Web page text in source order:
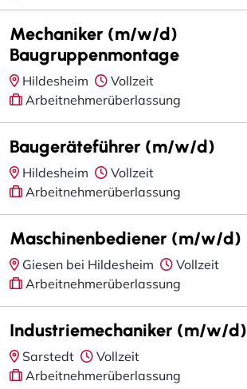
Mechaniker (m/w/d)
Baugruppenmontage
Hildesheim
Vollzeit
Arbeitnehmerüberlassung
Baugeräteführer (m/w/d)
Hildesheim
Vollzeit
Arbeitnehmerüberlassung
Maschinenbediener (m/w/d)
Giesen bei Hildesheim
Vollzeit
Arbeitnehmerüberlassung
Industriemechaniker (m/w/d)
Sarstedt
Vollzeit
Arbeitnehmerüberlassung